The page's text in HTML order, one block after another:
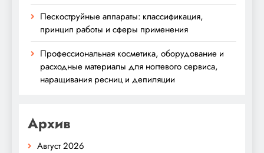
Пескоструйные аппараты: классификация,
принцип работы и сферы применения
Профессиональная косметика, оборудование и
расходные материалы для ногтевого сервиса,
наращивания ресниц и депиляции
Архив
Август 2026